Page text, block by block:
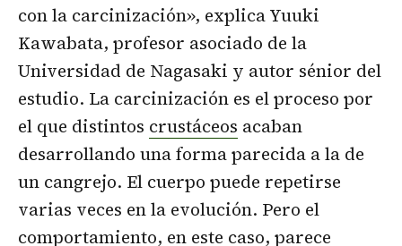
con la carcinización», explica Yuuki
Kawabata, profesor asociado de la
Universidad de Nagasaki y autor sénior del
estudio. La carcinización es el proceso por
el que distintos crustáceos acaban
desarrollando una forma parecida a la de
un cangrejo. El cuerpo puede repetirse
varias veces en la evolución. Pero el
comportamiento, en este caso, parece